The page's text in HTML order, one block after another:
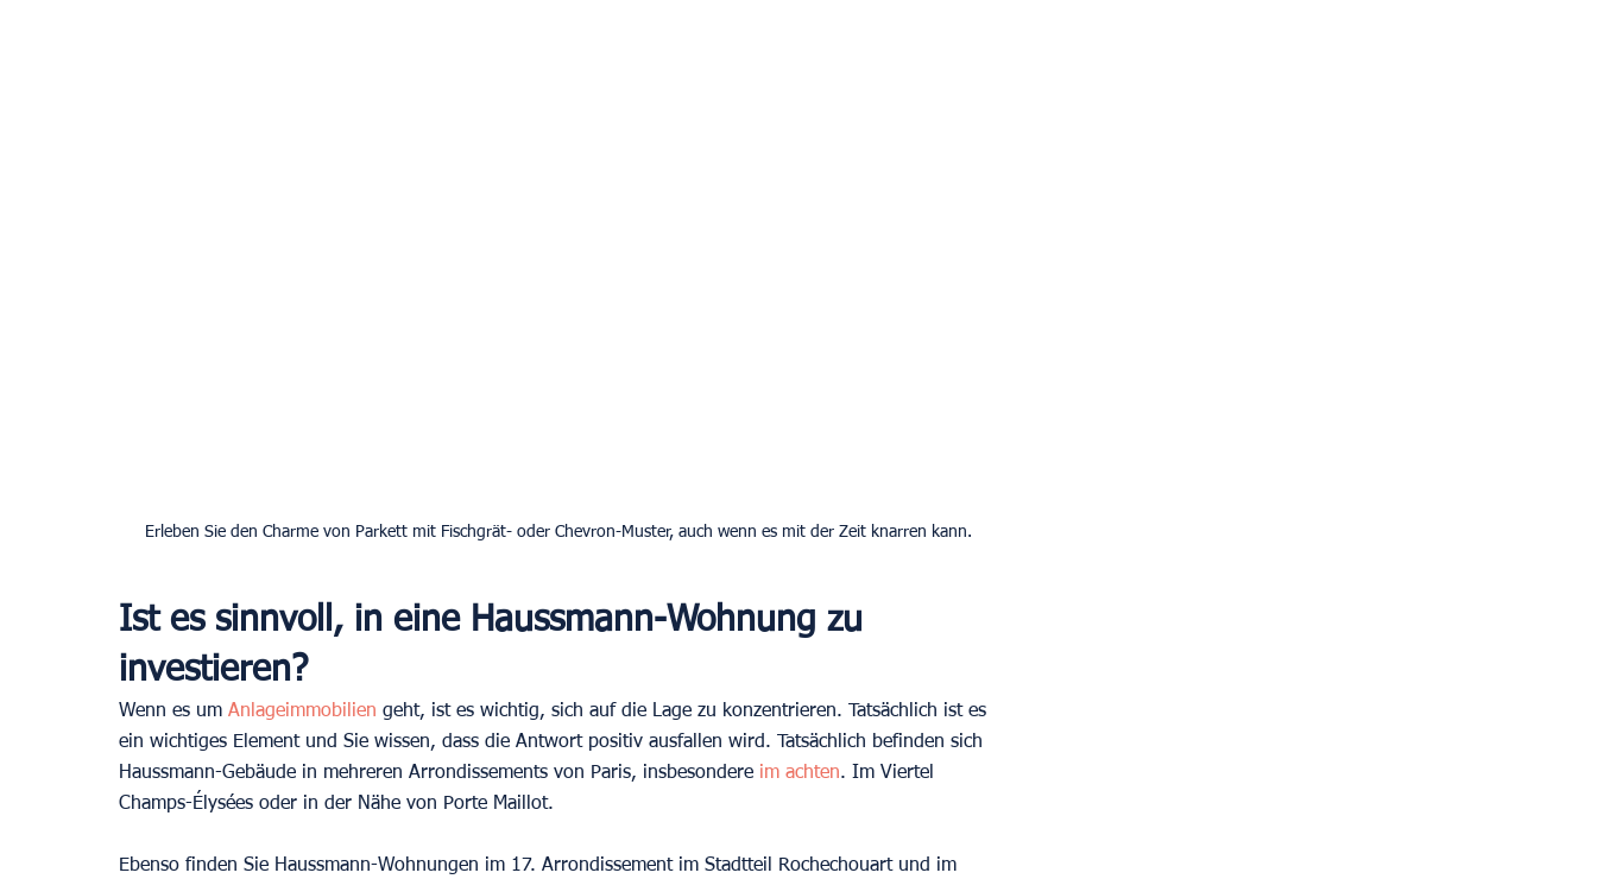
Ist es sinnvoll, in eine Haussmann-Wohnung zu
investieren?
Wenn es um Anlageimmobilien geht, ist es wichtig, sich auf die Lage zu konzentrieren. Tatsächlich ist es
ein wichtiges Element und Sie wissen, dass die Antwort positiv ausfallen wird. Tatsächlich befinden sich
Haussmann-Gebäude in mehreren Arrondissements von Paris, insbesondere im achten. Im Viertel
Champs-Élysées oder in der Nähe von Porte Maillot.
Ebenso finden Sie Haussmann-Wohnungen im 17. Arrondissement im Stadtteil Rochechouart und im